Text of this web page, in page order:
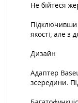
Не бійтеся
Підключивши
якості, але з
Дизайн
Адаптер
зсередини.